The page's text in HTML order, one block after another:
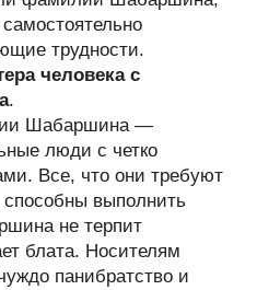
трудности.
человека с
.
Шабаршина —
люди с четко
Все, что они требуют
выполнить
не терпит
блата. Носителям
панибратство и